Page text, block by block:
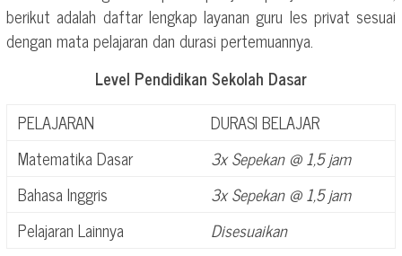
berikut adalah daftar lengkap layanan guru les privat sesuai
dengan mata pelajaran dan durasi pertemuannya.
Level Pendidikan Sekolah Dasar
PELAJARAN
DURASI BELAJAR
Matematika Dasar
3x Sepekan @ 1,5 jam
Bahasa Inggris
3x Sepekan @ 1,5 jam
Pelajaran Lainnya
Disesuaikan